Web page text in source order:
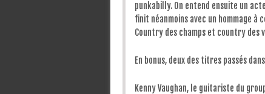
punkabilly. On entend ensuite un
finit néanmoins avec un hommage à
Country des champs et country
En bonus, deux des titres passés
Kenny Vaughan, le guitariste du